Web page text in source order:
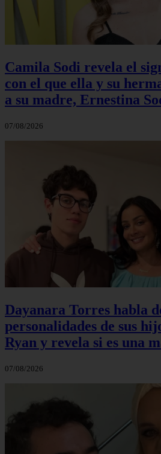
Camila Sodi revela el
con el que ella y su
a su madre, Ernestina
07/08/2026
Dayanara Torres habla
personalidades de sus
Ryan y revela si es una
07/08/2026